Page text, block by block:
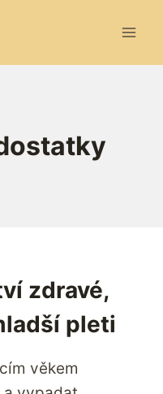
zdravé,
pleti
věkem